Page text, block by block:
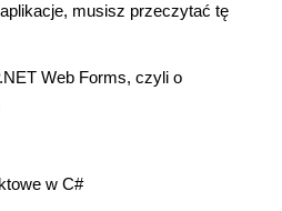
musisz przeczytać tę
Web Forms, czyli o
w C#